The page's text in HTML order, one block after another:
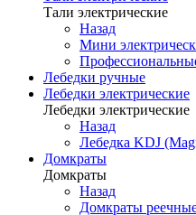
Тали электрические
Назад
Мини
Лебедки ручные
Лебедки электрические
Лебедки электрические
Назад
Лебедка KDJ
Домкраты
Домкраты
Назад
Домкраты